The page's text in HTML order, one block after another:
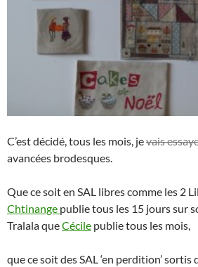
C’est décidé, tous les mois, jevais
avancées brodesques.
Que ce soit en SAL libres comme les 2
Chtinange publie tous les 15 jours sur
Tralala queCécile publie tous les mois,
que ce soit des SAL ‘en perdition’ sortis